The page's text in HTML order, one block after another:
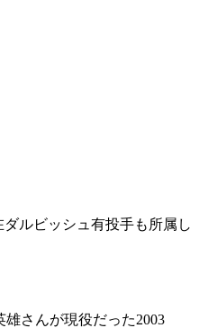
ルビッシュ有投手も所属し
さんが現役だった2003